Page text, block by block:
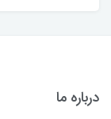
درباره ما